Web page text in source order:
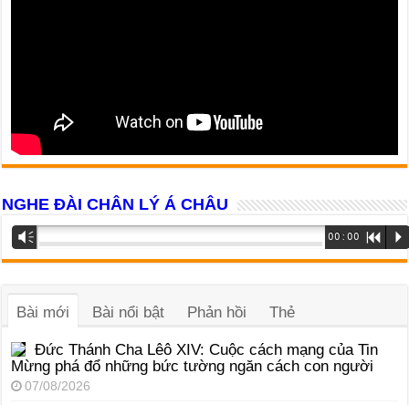
NGHE ĐÀI CHÂN LÝ Á CHÂU
Trình
phát
Vm 00:00 R P
Bài mới Bài nổi bật Phản hồi Thẻ
Đức Thánh Cha Lêô XIV: Cuộc cách mạng của Tin
Mừng phá đổ những bức tường ngăn cách con người
07/08/2026